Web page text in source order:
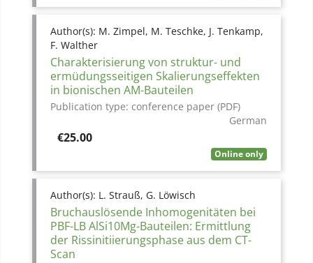
Author(s): M. Zimpel, M. Teschke, J. Tenkamp,
F. Walther
Charakterisierung von struktur- und
ermüdungsseitigen Skalierungseffekten
in bionischen AM-Bauteilen
Publication type: conference paper (PDF)
German
Price
€25.00
Online only
Author(s): L. Strauß, G. Löwisch
Bruchauslösende Inhomogenitäten bei
PBF-LB AlSi10Mg-Bauteilen: Ermittlung
der Rissinitiierungsphase aus dem CT-
Scan